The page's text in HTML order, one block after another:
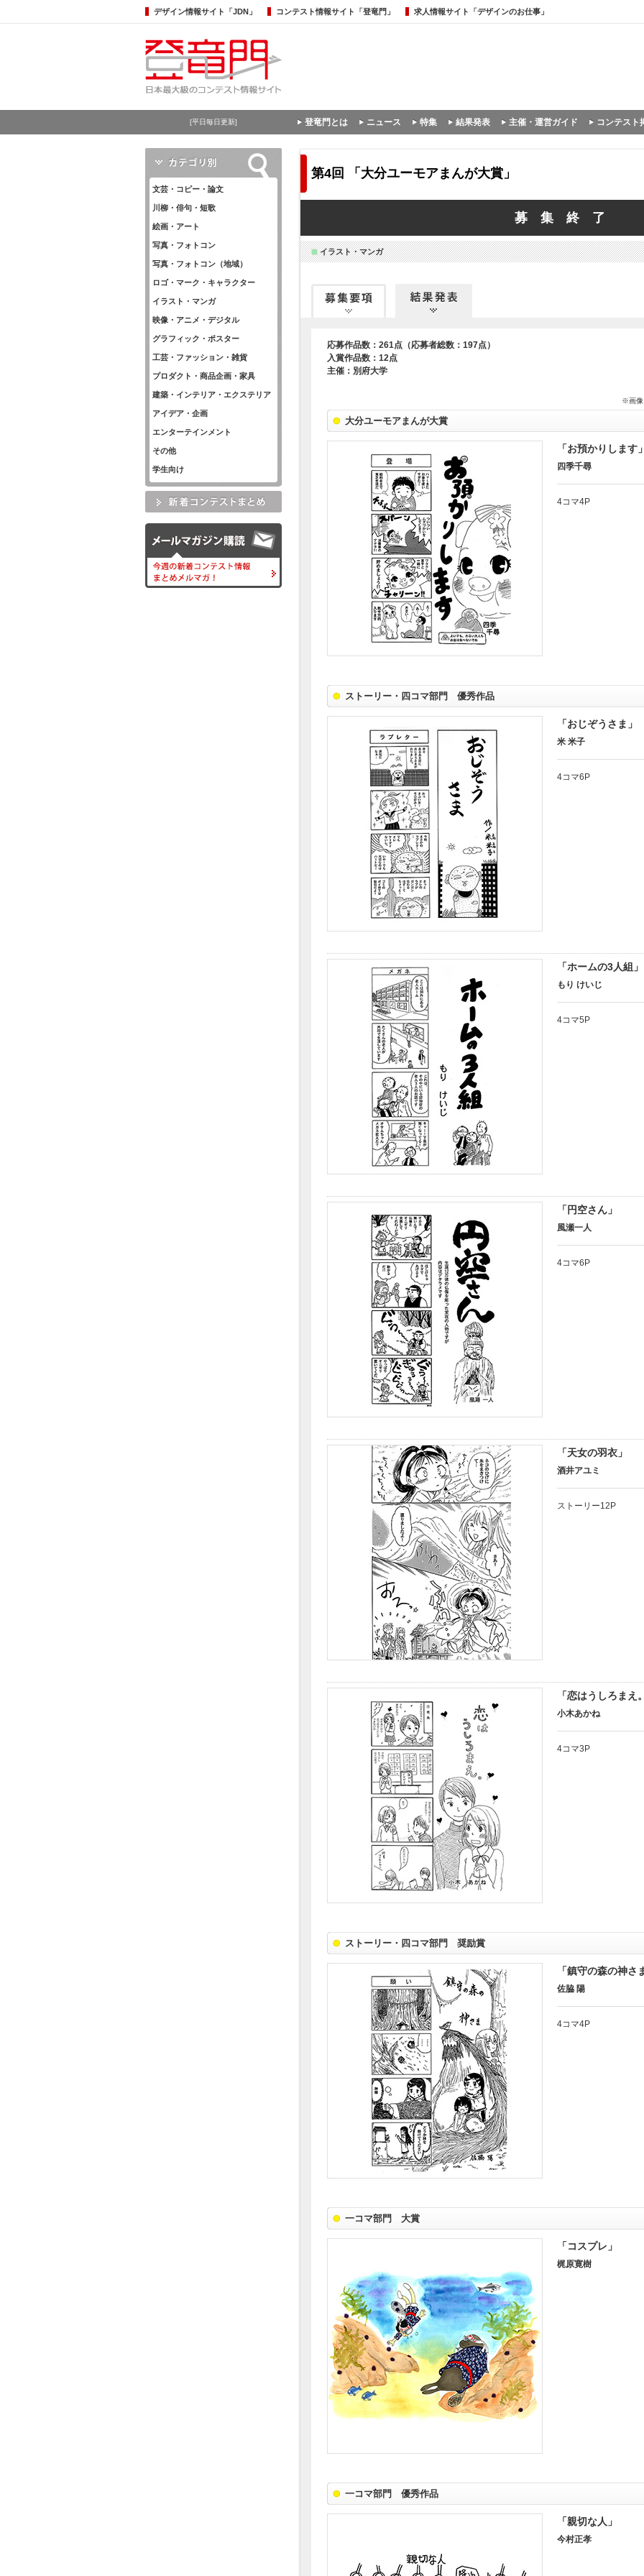
デザイン情報サイト「JDN」 コンテスト情報サイト「登竜門」 求人情報サイト「デザインのお仕事」
[平日毎日更新] 登竜門とは ニュース 特集 結果発表 主催・運営ガイド コンテスト
文芸・コピー・論文
川柳・俳句・短歌
絵画・アート
写真・フォトコン
写真・フォトコン（地域）
ロゴ・マーク・キャラクター
イラスト・マンガ
映像・アニメ・デジタル
グラフィック・ポスター
工芸・ファッション・雑貨
プロダクト・商品企画・家具
建築・インテリア・エクステリア
アイデア・企画
エンターテインメント
その他
学生向け
第4回 「大分ユーモアまんが大賞」
募 集 終 了
イラスト・マンガ
応募作品数：261点（応募者総数：197点）
入賞作品数：12点
主催：別府大学
※画像
大分ユーモアまんが大賞
「お預かりします
四季千尋
4コマ4P
ストーリー・四コマ部門 優秀作品
「おじぞうさま」
米 米子
4コマ6P
「ホームの3人組」
もり けいじ
4コマ5P
「円空さん」
風瀬一人
4コマ6P
「天女の羽衣」
酒井アユミ
ストーリー12P
「恋はうしろまえ
小木あかね
4コマ3P
ストーリー・四コマ部門 奨励賞
「鎮守の森の神さ
佐脇 陽
4コマ4P
一コマ部門 大賞
「コスプレ」
梶原寛樹
一コマ部門 優秀作品
「親切な人」
今村正孝